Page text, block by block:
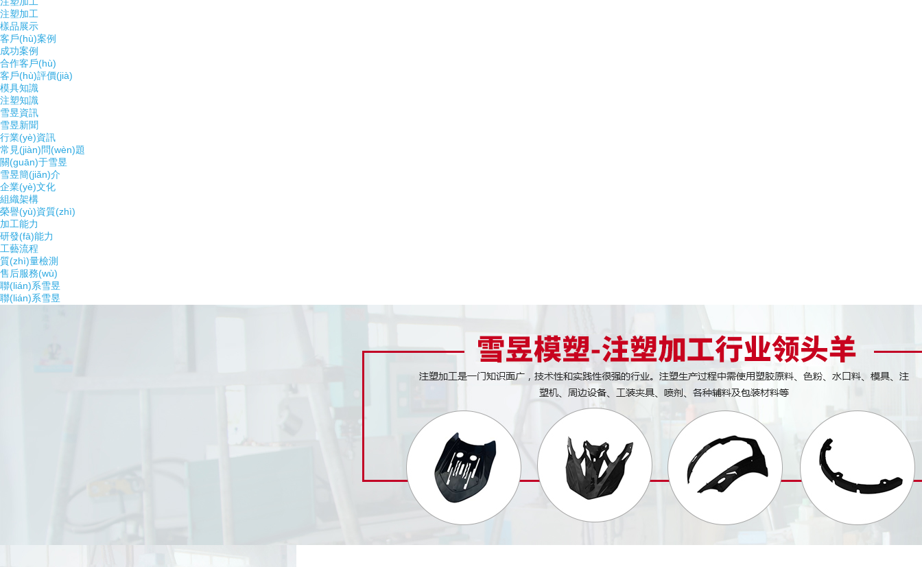
注塑加工
樣品展示
客戶(hù)案例
成功案例
合作客戶(hù)
客戶(hù)評價(jià)
模具知識
注塑知識
雪昱資訊
雪昱新聞
行業(yè)資訊
常見(jiàn)問(wèn)題
關(guān)于雪昱
雪昱簡(jiǎn)介
企業(yè)文化
組織架構
榮譽(yù)資質(zhì)
加工能力
研發(fā)能力
工藝流程
質(zhì)量檢測
售后服務(wù)
聯(lián)系雪昱
聯(lián)系雪昱